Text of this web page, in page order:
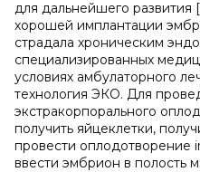
для дальнейшего развития
хорошей имплантации
страдала хроническим
специализированных
условиях амбулаторного
технология ЭКО. Для
экстракорпорального
получить яйцеклетки,
провести оплодотворение
ввести эмбрион в полость